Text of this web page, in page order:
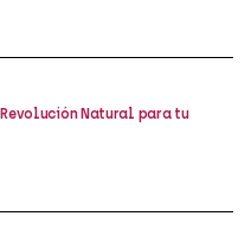
Natural para tu